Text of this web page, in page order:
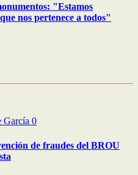
"Estamos
nos pertenece a todos"
García 0
de fraudes del BROU